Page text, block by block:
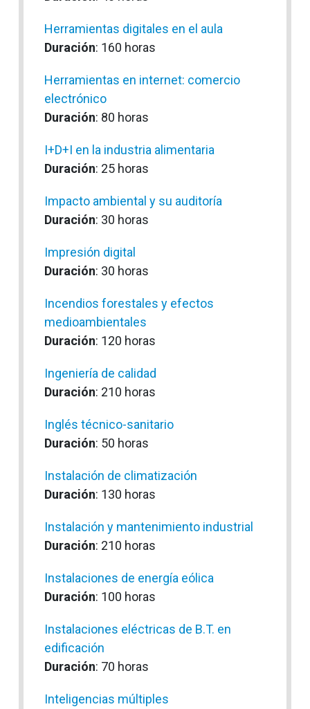
Herramientas digitales en el aula
Duración: 160 horas
Herramientas en internet: comercio
electrónico
Duración: 80 horas
I+D+I en la industria alimentaria
Duración: 25 horas
Impacto ambiental y su auditoría
Duración: 30 horas
Impresión digital
Duración: 30 horas
Incendios forestales y efectos
medioambientales
Duración: 120 horas
Ingeniería de calidad
Duración: 210 horas
Inglés técnico-sanitario
Duración: 50 horas
Instalación de climatización
Duración: 130 horas
Instalación y mantenimiento industrial
Duración: 210 horas
Instalaciones de energía eólica
Duración: 100 horas
Instalaciones eléctricas de B.T. en
edificación
Duración: 70 horas
Inteligencias múltiples